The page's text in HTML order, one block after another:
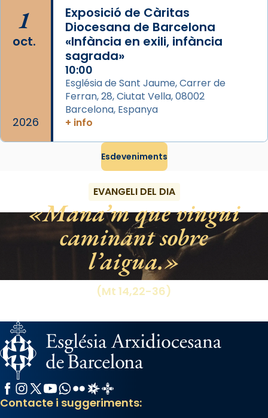
duració aproximada de tres hores. Després,
processó (recuperada el 1972) al voltant
del temple amb les relíquies de les santes.
Des de 1985 hi participa també un grup de
diablesses amb música i ball propis. Festa
gran a Mataró.
«Si vols saber què és calor, ves per les
Santes a Mataró»🥵.
Photo
Share
1
oct.
2026
Exposició de Càritas
Diocesana de Barcelona
«Infància en exili, infància
sagrada»
10:00
Església de Sant Jaume, Carrer de
Ferran, 28, Ciutat Vella, 08002
Barcelona, Espanya
+ info
Esdeveniments
EVANGELI DEL DIA
Mana’m que vingui
caminant sobre
l’aigua.
(Mt 14,22-36)
Facebook
Instagram
X / Twitter
YouTube
WhatsApp
FlickrRadio Estel
Catalunya Cristiana
Contacte i suggeriments: